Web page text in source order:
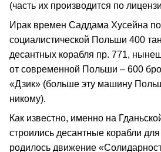
(часть их производится по
Ирак времен Саддама Хусейна
социалистической Польши 400
десантных корабля пр. 771,
от современной Польши – 600
«Дзик» (больше эту машину
никому).
Как известно, именно на
строились десантные корабли
родилось движение